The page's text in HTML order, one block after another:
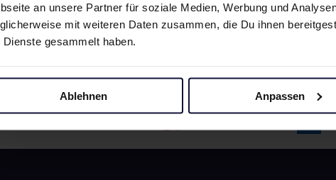
an unsere Partner für soziale Medien, Werbung und
mit weiteren Daten zusammen, die Du ihnen
Dienste gesammelt haben.
Ablehnen Anpassen